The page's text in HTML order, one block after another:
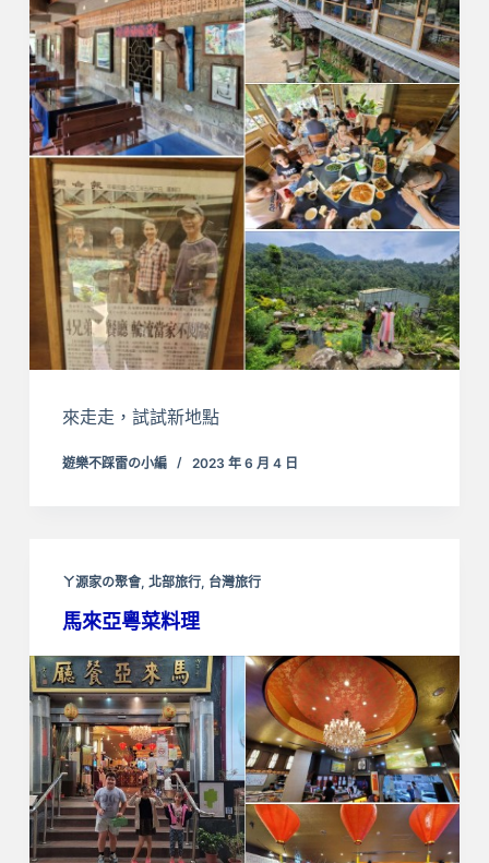
來走走，試試新地點
遊樂不踩雷の小編 2023 年 6 月 4 日
ㄚ源家の聚會, 北部旅行, 台灣旅行
馬來亞粵菜料理